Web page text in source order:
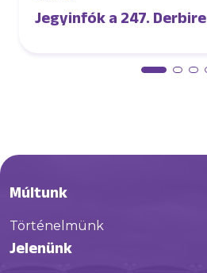
Jegyinfók a 247. Derbire
Múltunk
Történelmünk
Jelenünk